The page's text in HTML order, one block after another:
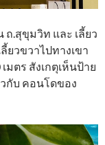
ถ.สุขุมวิท และ เลี้ยว
ยวขวาไปทางเขา
มตร สังเกตุเห็นป้าย
กับ คอนโดของ